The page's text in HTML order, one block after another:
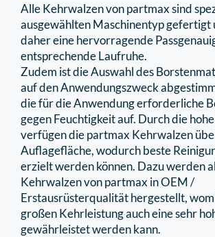
Alle Kehrwalzen von partmax sind
ausgewählten Maschinentyp gefertigt
daher eine hervorragende
entsprechende Laufruhe.
Zudem ist die Auswahl des
auf den Anwendungszweck
die für die Anwendung erforderliche
gegen Feuchtigkeit auf. Durch die
verfügen die partmax Kehrwalzen
Auﬂageﬂäche, wodurch beste
erzielt werden können. Dazu werden
Kehrwalzen von partmax in OEM /
Erstausrüsterqualität hergestellt,
großen Kehrleistung auch eine sehr
gewährleistet werden kann.